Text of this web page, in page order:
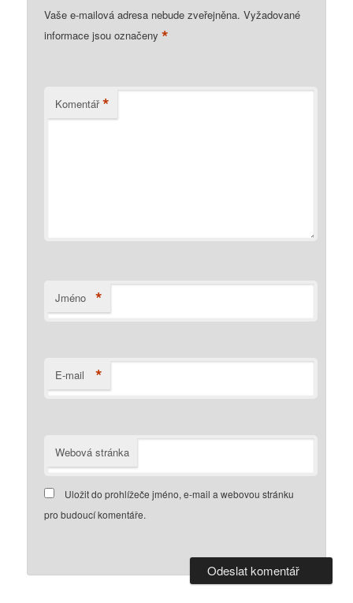
Vaše e-mailová adresa nebude zveřejněna. Vyžadované
informace jsou označeny*
Komentář *
Jméno *
E-mail *
Webová stránka
Uložit do prohlížeče jméno, e-mail a webovou stránku
pro budoucí komentáře.